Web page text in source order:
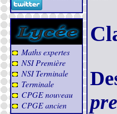
Maths expertes
NSI Première
NSI Terminale
Terminale
CPGE nouveau
CPGE ancien